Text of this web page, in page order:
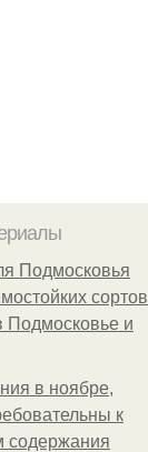
Подмосковья
сортов
Подмосковье и
в ноябре,
к
содержания